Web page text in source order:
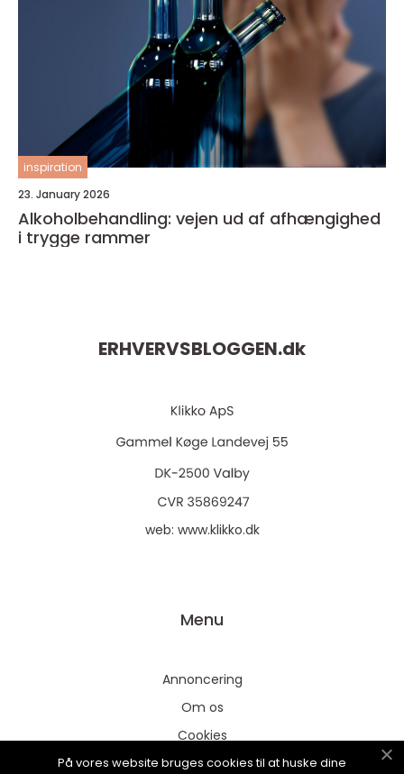
inspiration
23. January 2026
Alkoholbehandling: vejen ud af afhængighed
i trygge rammer
ERHVERVSBLOGGEN.dk
web: www.klikko.dk
Menu
Annoncering
Om os
Cookies
Kontakt os
På vores website bruges cookies til at huske dine